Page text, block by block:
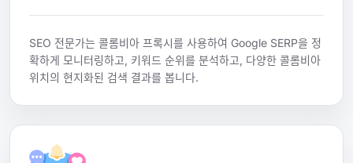
SEO 전문가는 콜롬비아 프록시를 사용하여 Google SERP을 정
확하게 모니터링하고, 키워드 순위를 분석하고, 다양한 콜롬비아
위치의 현지화된 검색 결과를 봅니다.